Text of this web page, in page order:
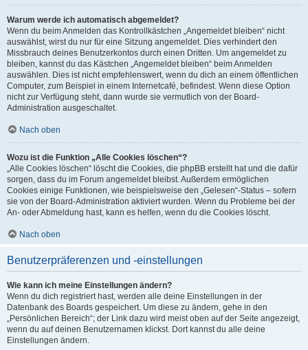
Warum werde ich automatisch abgemeldet?
Wenn du beim Anmelden das Kontrollkästchen „Angemeldet bleiben“ nicht
auswählst, wirst du nur für eine Sitzung angemeldet. Dies verhindert den
Missbrauch deines Benutzerkontos durch einen Dritten. Um angemeldet zu
bleiben, kannst du das Kästchen „Angemeldet bleiben“ beim Anmelden
auswählen. Dies ist nicht empfehlenswert, wenn du dich an einem öffentlichen
Computer, zum Beispiel in einem Internetcafé, befindest. Wenn diese Option
nicht zur Verfügung steht, dann wurde sie vermutlich von der Board-
Administration ausgeschaltet.
Nach oben
Wozu ist die Funktion „Alle Cookies löschen“?
„Alle Cookies löschen“ löscht die Cookies, die phpBB erstellt hat und die dafür
sorgen, dass du im Forum angemeldet bleibst. Außerdem ermöglichen
Cookies einige Funktionen, wie beispielsweise den „Gelesen“-Status – sofern
sie von der Board-Administration aktiviert wurden. Wenn du Probleme bei der
An- oder Abmeldung hast, kann es helfen, wenn du die Cookies löscht.
Nach oben
Benutzerpräferenzen und -einstellungen
Wie kann ich meine Einstellungen ändern?
Wenn du dich registriert hast, werden alle deine Einstellungen in der
Datenbank des Boards gespeichert. Um diese zu ändern, gehe in den
„Persönlichen Bereich“; der Link dazu wird meist oben auf der Seite angezeigt,
wenn du auf deinen Benutzernamen klickst. Dort kannst du alle deine
Einstellungen ändern.